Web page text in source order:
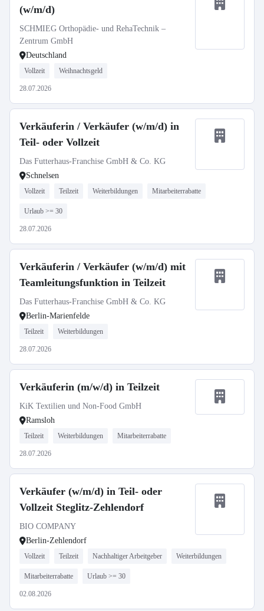
(w/m/d)
SCHMIEG Orthopädie- und RehaTechnik –
Zentrum GmbH
Deutschland
Vollzeit Weihnachtsgeld
28.07.2026
Verkäuferin / Verkäufer (w/m/d) in
Teil- oder Vollzeit
Das Futterhaus-Franchise GmbH & Co. KG
Schnelsen
Vollzeit Teilzeit Weiterbildungen Mitarbeiterrabatte
Urlaub >= 30
28.07.2026
Verkäuferin / Verkäufer (w/m/d) mit
Teamleitungsfunktion in Teilzeit
Das Futterhaus-Franchise GmbH & Co. KG
Berlin-Marienfelde
Teilzeit Weiterbildungen
28.07.2026
Verkäuferin (m/w/d) in Teilzeit
KiK Textilien und Non-Food GmbH
Ramsloh
Teilzeit Weiterbildungen Mitarbeiterrabatte
28.07.2026
Verkäufer (w/m/d) in Teil- oder
Vollzeit Steglitz-Zehlendorf
BIO COMPANY
Berlin-Zehlendorf
Vollzeit Teilzeit Nachhaltiger Arbeitgeber Weiterbildungen
Mitarbeiterrabatte Urlaub >= 30
02.08.2026